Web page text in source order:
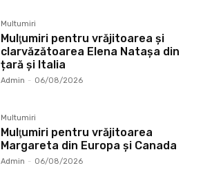
Multumiri
Mulţumiri pentru vrăjitoarea și
clarvăzătoarea Elena Natașa din
țară și Italia
Admin - 06/08/2026
Multumiri
Mulţumiri pentru vrăjitoarea
Margareta din Europa și Canada
Admin - 06/08/2026